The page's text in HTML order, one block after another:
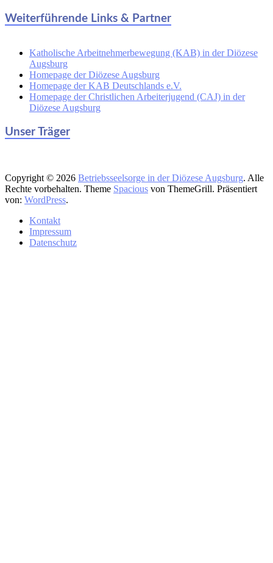
Weiterführende Links & Partner
Katholische Arbeitnehmerbewegung (KAB) in der Diözese
Augsburg
Homepage der Diözese Augsburg
Homepage der KAB Deutschlands e.V.
Homepage der Christlichen Arbeiterjugend (CAJ) in der
Diözese Augsburg
Unser Träger
Copyright © 2026 Betriebsseelsorge in der Diözese Augsburg. Alle
Rechte vorbehalten. Theme Spacious von ThemeGrill. Präsentiert
von: WordPress.
Kontakt
Impressum
Datenschutz